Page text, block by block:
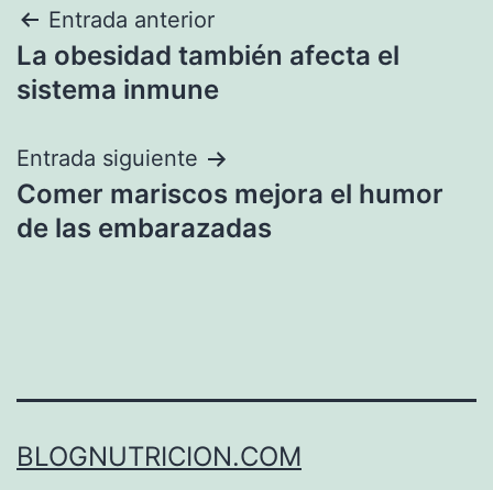
Navegación
de
Entrada anterior
La obesidad también afecta el
sistema inmune
Entrada siguiente
Comer mariscos mejora el humor
de las embarazadas
BLOGNUTRICION.COM